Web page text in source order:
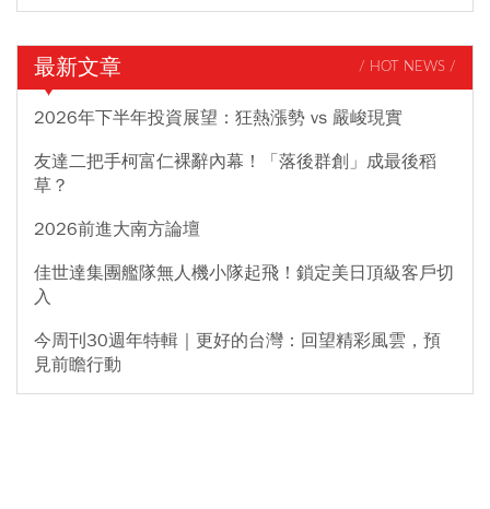
最新文章 / HOT NEWS /
2026年下半年投資展望：狂熱漲勢 vs 嚴峻現實
友達二把手柯富仁裸辭內幕！「落後群創」成最後稻
草？
2026前進大南方論壇
佳世達集團艦隊無人機小隊起飛！鎖定美日頂級客戶切
入
今周刊30週年特輯｜更好的台灣：回望精彩風雲，預
見前瞻行動